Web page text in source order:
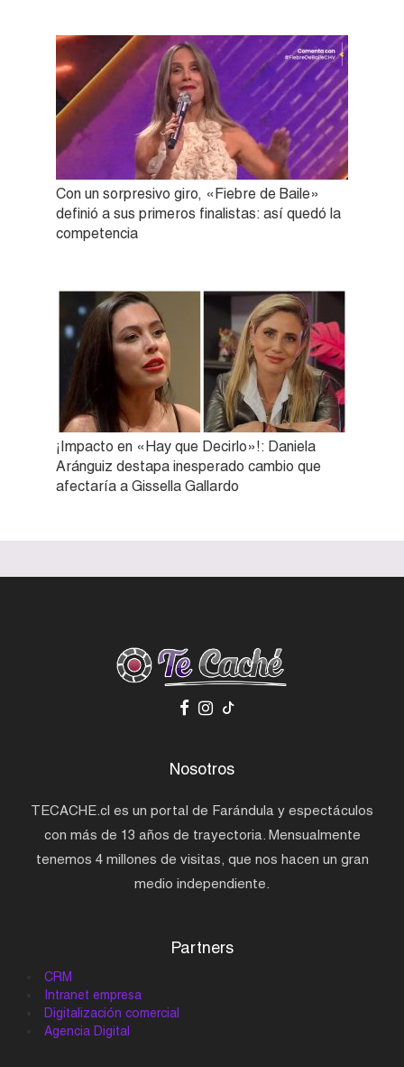
Con un sorpresivo giro, «Fiebre de Baile»
definió a sus primeros finalistas: así quedó la
competencia
¡Impacto en «Hay que Decirlo»!: Daniela
Aránguiz destapa inesperado cambio que
afectaría a Gissella Gallardo
Nosotros
TECACHE.cl es un portal de Farándula y espectáculos
con más de 13 años de trayectoria. Mensualmente
tenemos 4 millones de visitas, que nos hacen un gran
medio independiente.
Partners
CRM
Intranet empresa
Digitalización comercial
Agencia Digital